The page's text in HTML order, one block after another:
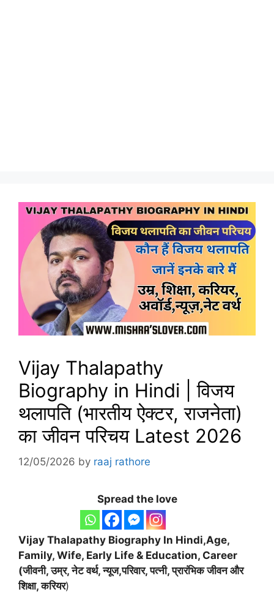
Vijay Thalapathy
Biography in Hindi | विजय
थलापति (भारतीय ऐक्टर, राजनेता)
का जीवन परिचय Latest 2026
12/05/2026 by raaj rathore
Spread the love
Vijay Thalapathy Biography In Hindi,Age,
Family, Wife, Early Life & Education, Career
(जीवनी, उम्र, नेट वर्थ, न्यूज,परिवार, पत्नी, प्रारंभिक जीवन और
शिक्षा, करियर)